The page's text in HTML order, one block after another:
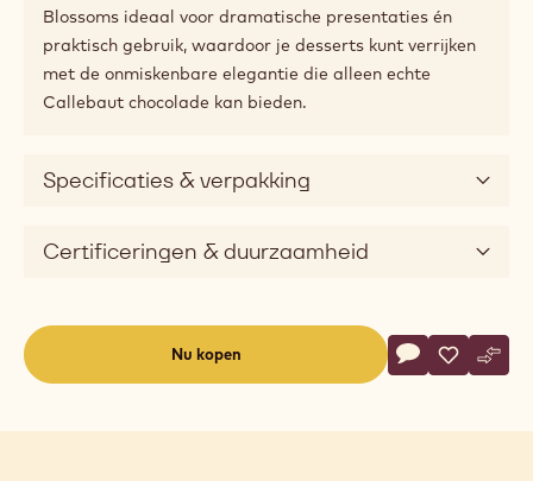
Blossoms ideaal voor dramatische presentaties én
praktisch gebruik, waardoor je desserts kunt verrijken
met de onmiskenbare elegantie die alleen echte
Callebaut chocolade kan bieden.
Specificaties & verpakking
Certificeringen & duurzaamheid
Nu kopen
Actions
Schrijf een
- Callebaut
Opslaan
- -